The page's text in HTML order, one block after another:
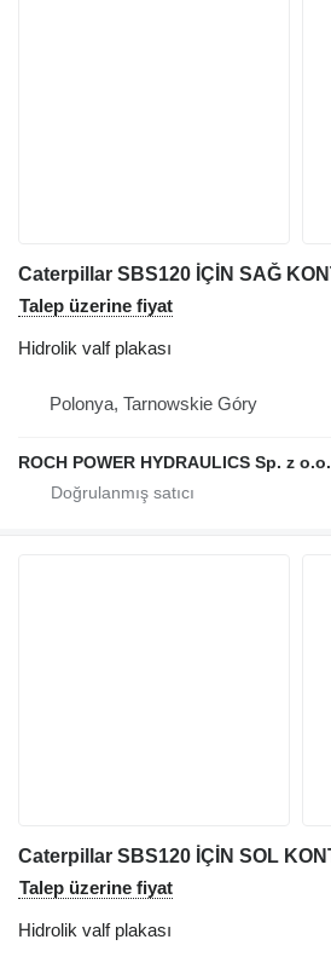
Talep üzerine fiyat
Hidrolik valf plakası
Polonya, Tarnowskie Góry
ROCH POWER HYDRAULICS Sp. z o.o.
Talep üzerine fiyat
Hidrolik valf plakası